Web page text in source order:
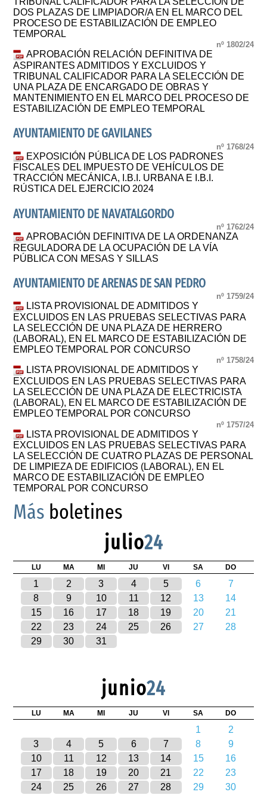
DOS PLAZAS DE LIMPIADOR/A EN EL MARCO DEL
PROCESO DE ESTABILIZACIÓN DE EMPLEO
TEMPORAL
nº 1802/24
APROBACIÓN RELACIÓN DEFINITIVA DE
ASPIRANTES ADMITIDOS Y EXCLUIDOS Y
TRIBUNAL CALIFICADOR PARA LA SELECCIÓN DE
UNA PLAZA DE ENCARGADO DE OBRAS Y
MANTENIMIENTO EN EL MARCO DEL PROCESO DE
ESTABILIZACIÓN DE EMPLEO TEMPORAL
AYUNTAMIENTO DE GAVILANES
nº 1768/24
EXPOSICIÓN PÚBLICA DE LOS PADRONES
FISCALES DEL IMPUESTO DE VEHÍCULOS DE
TRACCIÓN MECÁNICA, I.B.I. URBANA E I.B.I.
RÚSTICA DEL EJERCICIO 2024
AYUNTAMIENTO DE NAVATALGORDO
nº 1762/24
APROBACIÓN DEFINITIVA DE LA ORDENANZA
REGULADORA DE LA OCUPACIÓN DE LA VÍA
PÚBLICA CON MESAS Y SILLAS
AYUNTAMIENTO DE ARENAS DE SAN PEDRO
nº 1759/24
LISTA PROVISIONAL DE ADMITIDOS Y
EXCLUIDOS EN LAS PRUEBAS SELECTIVAS PARA
LA SELECCIÓN DE UNA PLAZA DE HERRERO
(LABORAL), EN EL MARCO DE ESTABILIZACIÓN DE
EMPLEO TEMPORAL POR CONCURSO
nº 1758/24
LISTA PROVISIONAL DE ADMITIDOS Y
EXCLUIDOS EN LAS PRUEBAS SELECTIVAS PARA
LA SELECCIÓN DE UNA PLAZA DE ELECTRICISTA
(LABORAL), EN EL MARCO DE ESTABILIZACIÓN DE
EMPLEO TEMPORAL POR CONCURSO
nº 1757/24
LISTA PROVISIONAL DE ADMITIDOS Y
EXCLUIDOS EN LAS PRUEBAS SELECTIVAS PARA
LA SELECCIÓN DE CUATRO PLAZAS DE PERSONAL
DE LIMPIEZA DE EDIFICIOS (LABORAL), EN EL
MARCO DE ESTABILIZACIÓN DE EMPLEO
TEMPORAL POR CONCURSO
Más boletines
julio24
LU MA MI JU VI SA DO
1 2 3 4 5 6
7
8
9 10 11 12 13
14
15
16 17 18 19 20
21
22
23 24 25 26 27
28
29
30 31
junio24
LU MA MI JU VI SA DO
1
2
3
4 5 6 7 8
9
10
11 12 13 14 15
16
17
18 19 20 21 22
23
24
25 26 27 28 29 30